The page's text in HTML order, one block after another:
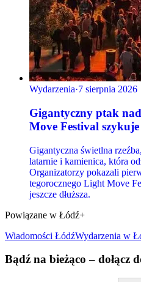
Wydarzenia·7 sierpnia 2026
Gigantyczny ptak
Move Festival
Gigantyczna świetlna
latarnie i kamienica, która
Organizatorzy pokazali
tegorocznego Light Move
jeszcze dłuższa.
Powiązane w Łódź+
Wiadomości ŁódźWydarzenia w
Bądź na bieżąco – dołącz